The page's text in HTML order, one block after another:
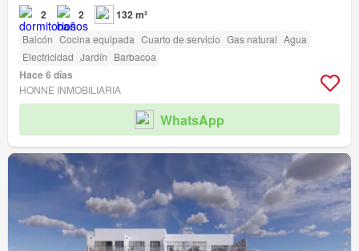
2 2 132 m²
Balcón Cocina equipada Cuarto de servicio Gas natural Agua
Electricidad Jardín Barbacoa
Hace 6 días
HONNE INMOBILIARIA
WhatsApp